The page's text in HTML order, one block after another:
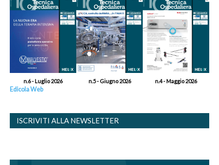
n.6 - Luglio 2026 n.5 - Giugno 2026 n.4 - Maggio 2026
Edicola Web
ISCRIVITI ALLA NEWSLETTER